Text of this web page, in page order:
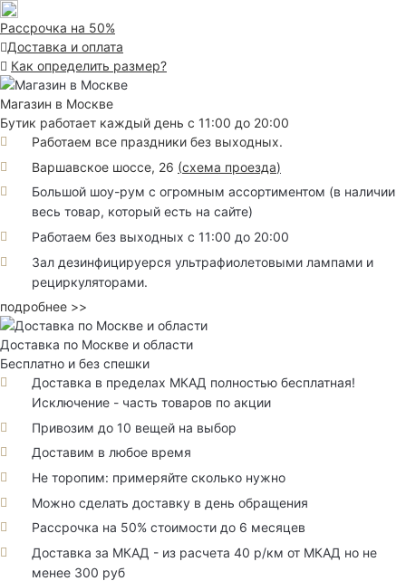
Рассрочка на 50%
Доставка и оплата
Как определить размер?
Магазин в Москве
Бутик работает каждый день с 11:00 до 20:00
Работаем все праздники без выходных.
Варшавское шоссе, 26 (схема проезда)
Большой шоу-рум с огромным ассортиментом (в наличии
весь товар, который есть на сайте)
Работаем без выходных с 11:00 до 20:00
Зал дезинфицируерся ультрафиолетовыми лампами и
рециркуляторами.
подробнее >>
Доставка по Москве и области
Бесплатно и без спешки
Доставка в пределах МКАД полностью бесплатная!
Исключение - часть товаров по акции
Привозим до 10 вещей на выбор
Доставим в любое время
Не торопим: примеряйте сколько нужно
Можно сделать доставку в день обращения
Рассрочка на 50% стоимости до 6 месяцев
Доставка за МКАД - из расчета 40 р/км от МКАД но не
менее 300 руб